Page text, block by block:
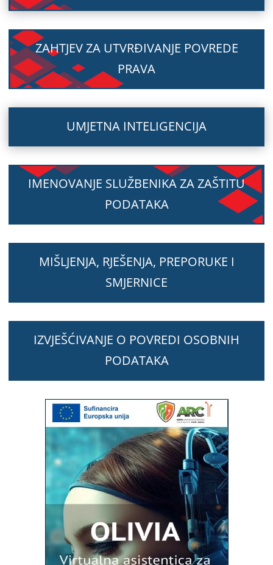
ZAHTJEV ZA UTVRĐIVANJE POVREDE
PRAVA
UMJETNA INTELIGENCIJA
IMENOVANJE SLUŽBENIKA ZA ZAŠTITU
PODATAKA
MIŠLJENJA, RJEŠENJA, PREPORUKE I
SMJERNICE
IZVJEŠĆIVANJE O POVREDI OSOBNIH
PODATAKA